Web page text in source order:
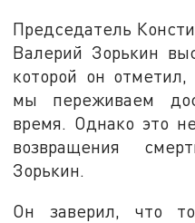
Председатель
Валерий Зорькин
которой он
мы переживаем
время. Однако это
возвращения
Зорькин.
Он заверил, что